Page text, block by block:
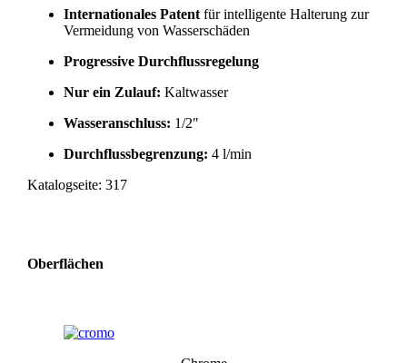
Internationales Patentfür intelligente Halterung zur
Vermeidung von Wasserschäden
Progressive Durchflussregelung
Nur ein Zulauf: Kaltwasser
Wasseranschluss: 1/2″
Durchflussbegrenzung: 4 l/min
Katalogseite: 317
Oberflächen